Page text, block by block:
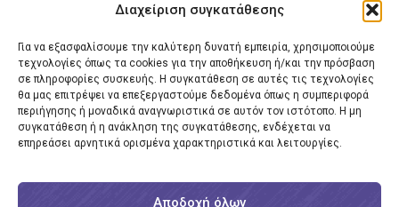
Διαχείριση συγκατάθεσης
Για να εξασφαλίσουμε την καλύτερη δυνατή εμπειρία, χρησιμοποιούμε
τεχνολογίες όπως τα cookies για την αποθήκευση ή/και την πρόσβαση
σε πληροφορίες συσκευής. Η συγκατάθεση σε αυτές τις τεχνολογίες
θα μας επιτρέψει να επεξεργαστούμε δεδομένα όπως η συμπεριφορά
περιήγησης ή μοναδικά αναγνωριστικά σε αυτόν τον ιστότοπο. Η μη
συγκατάθεση ή η ανάκληση της συγκατάθεσης, ενδέχεται να
επηρεάσει αρνητικά ορισμένα χαρακτηριστικά και λειτουργίες.
Αποδοχή όλων
Click to accept marketing cookies and